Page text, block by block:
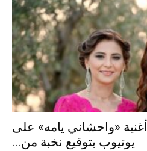
«واحشاني يامه» على
يوتيوب بتوقيع نخبة من...